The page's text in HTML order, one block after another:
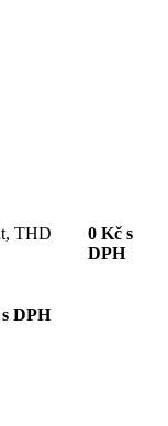
THD
0 Kč s
DPH
DPH